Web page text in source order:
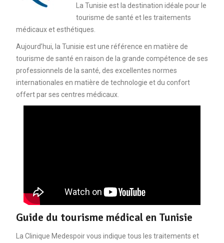
La Tunisie est la destination idéale pour le
tourisme de santé et les traitements
médicaux et esthétiques.
Aujourd’hui, la Tunisie est une référence en matière de
tourisme de santé en raison de la grande compétence de ses
professionnels de la santé, des excellentes normes
internationales en matière de technologie et du confort
offert par ses centres médicaux.
Guide du tourisme médical en Tunisie
La Clinique Medespoir vous indique tous les traitements et